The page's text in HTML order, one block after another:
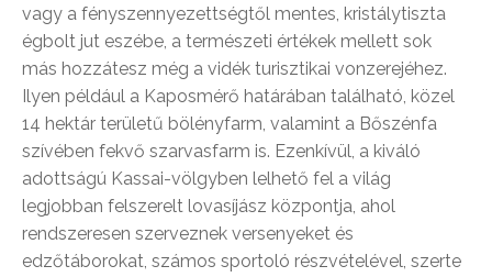
vagy a fényszennyezettségtől mentes, kristálytiszta
égbolt jut eszébe, a természeti értékek mellett sok
más hozzátesz még a vidék turisztikai vonzerejéhez.
Ilyen például a Kaposmérő határában található, közel
14 hektár területű bölényfarm, valamint a Bőszénfa
szívében fekvő szarvasfarm is. Ezenkívül, a kiváló
adottságú Kassai-völgyben lelhető fel a világ
legjobban felszerelt lovasíjász központja, ahol
rendszeresen szerveznek versenyeket és
edzőtáborokat, számos sportoló részvételével, szerte